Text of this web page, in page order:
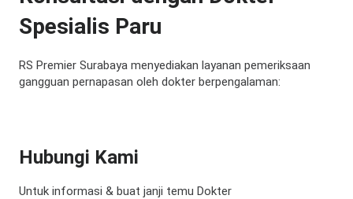
Spesialis Paru
RS Premier Surabaya menyediakan layanan pemeriksaan
gangguan pernapasan oleh dokter berpengalaman:
Hubungi Kami
Untuk informasi & buat janji temu Dokter